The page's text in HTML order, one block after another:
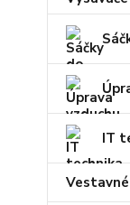
IT